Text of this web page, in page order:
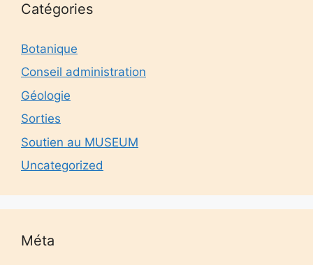
Catégories
Botanique
Conseil administration
Géologie
Sorties
Soutien au MUSEUM
Uncategorized
Méta